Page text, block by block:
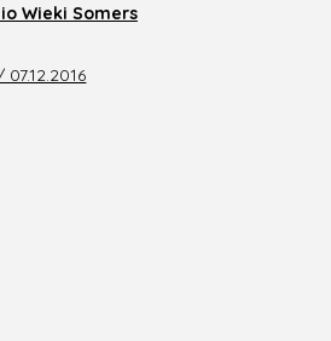
Wieki Somers
07.12.2016